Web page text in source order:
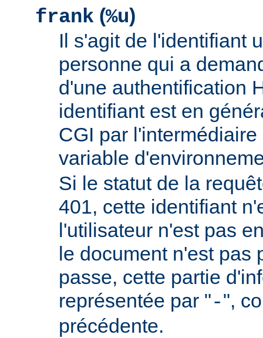
frank (%u)
Il s'agit de l'identifiant
personne qui a
d'une authentification
identifiant est en
CGI par
variable
Si le statut de la
401, cette identifiant
l'utilisateur n'est pas
le document n'est pas
passe, cette partie
représentée par "-",
précédente.